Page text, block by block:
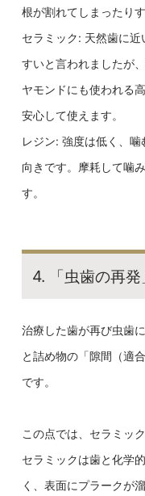
根が割れてしまったり
セラミック: 天然歯に
すいと言われましたが
ヤモンドにも使われる
安心して使えます。
レジン: 強度は低く、
向きです。摩耗して噛
す。
4. 「虫歯の再
治療した歯が再び虫歯
と詰め物の「隙間（適
です。
この点では、セラミッ
セラミックは歯と化学
く、表面にプラークが